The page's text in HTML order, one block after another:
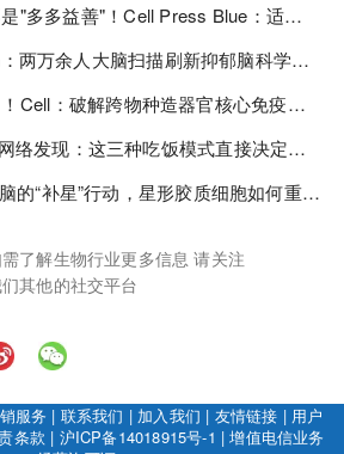
实锤！蛋白质真不是"多多益善"！Cell Press Blue：适度限蛋白，反而拉长健康寿命！
Nat Mental Health：两万余人大脑扫描刷新抑郁脑科学认知！抑郁不只是情绪病，视觉、运动脑区同步受损！
猪身上长人器官？！Cell：破解跨物种造器官核心免疫关卡！全新异种吞噬机制打通人体器官培育赛道！
J Nutri 3万人膳食网络发现：这三种吃饭模式直接决定心血管风险与寿命长短！
Nat Neurosci：大脑的“补星”行动，星形胶质细胞如何重建丢失的网络？！
了解生物行业更多信息 请关注
其他的社交平台
服务 | 联系我们 | 加入我们 | 友情链接 | 用户
条款 | 沪ICP备14018915号-1 |增值电信业务